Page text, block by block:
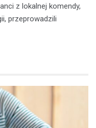
z lokalnej komendy,
przeprowadzili